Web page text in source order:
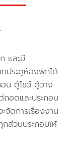
และมี
ประตูห้องพักได้
น ตู้โชว์ ตู้วาง
อดและประกอบ
ะจัดการเรื่องงาน
กส่วนประกอบให้